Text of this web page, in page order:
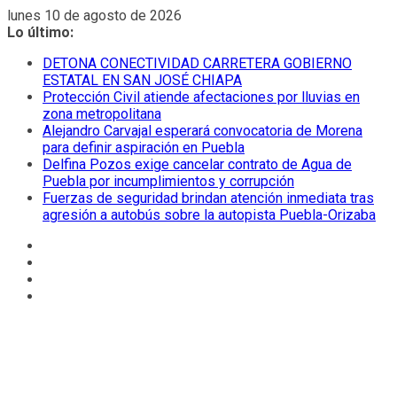
Saltar
al
lunes 10 de agosto de 2026
Lo último:
DETONA CONECTIVIDAD CARRETERA GOBIERNO
ESTATAL EN SAN JOSÉ CHIAPA
Protección Civil atiende afectaciones por lluvias en
zona metropolitana
Alejandro Carvajal esperará convocatoria de Morena
para definir aspiración en Puebla
Delfina Pozos exige cancelar contrato de Agua de
Puebla por incumplimientos y corrupción
Fuerzas de seguridad brindan atención inmediata tras
agresión a autobús sobre la autopista Puebla-Orizaba